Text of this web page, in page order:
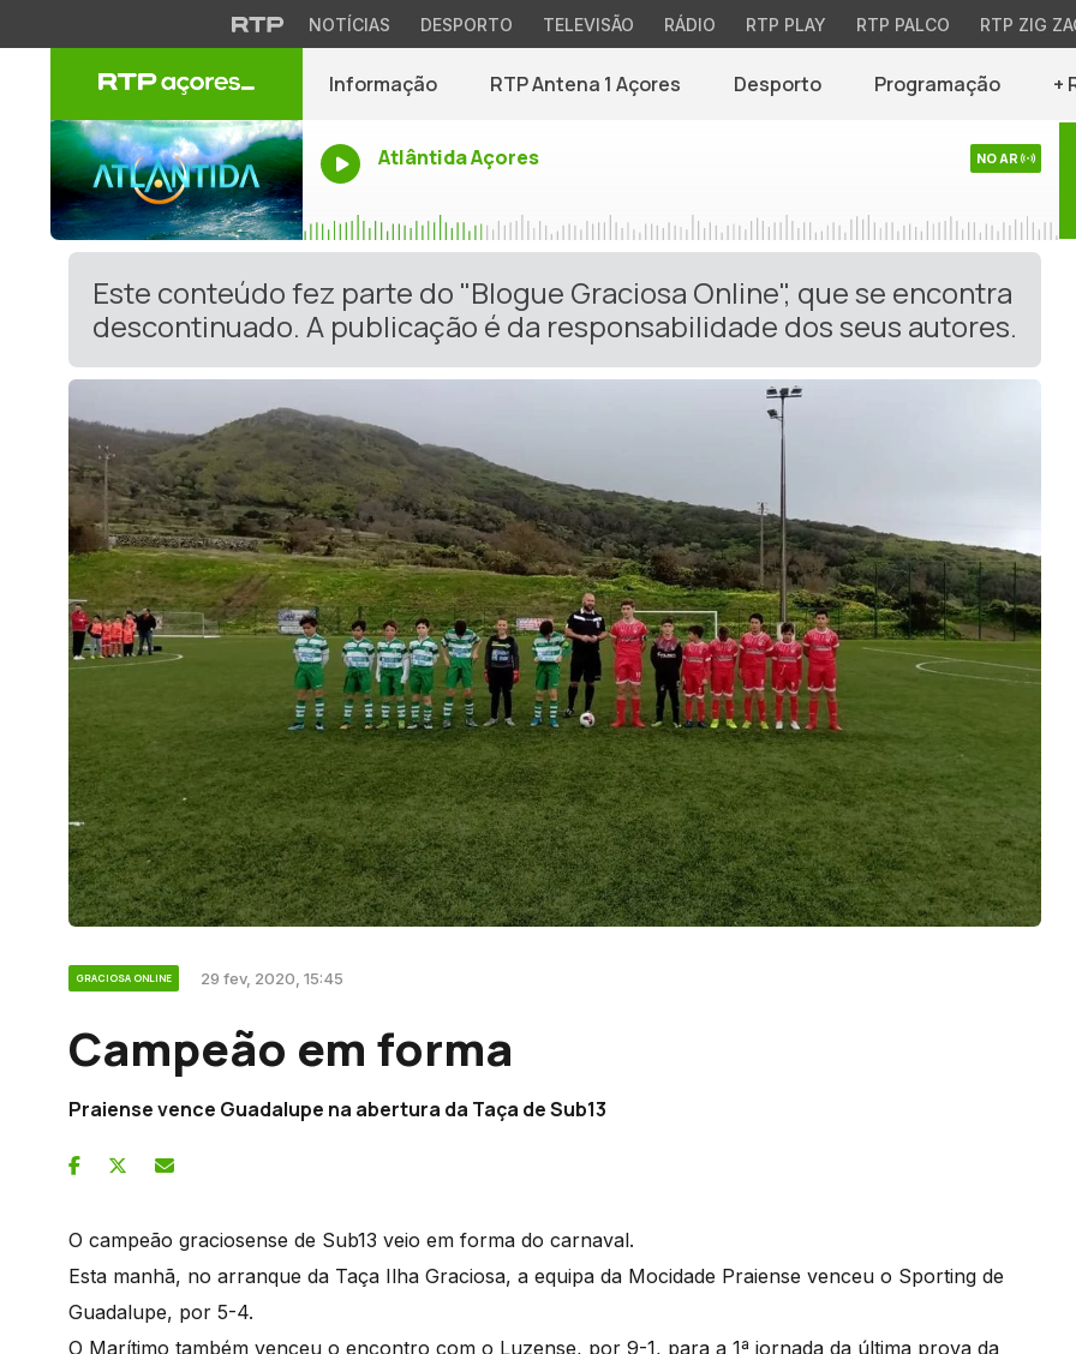
NOTÍCIAS DESPORTO TELEVISÃO RÁDIO RTP PLAY RTP PALCO RTP ZIG
Informação RTP Antena 1 Açores Desporto Programação +
Atlântida Açores NO AR
Este conteúdo fez parte do "Blogue Graciosa Online", que se encontra
descontinuado. A publicação é da responsabilidade dos seus autores.
GRACIOSA ONLINE 29 fev, 2020, 15:45
Campeão em forma
Praiense vence Guadalupe na abertura da Taça de Sub13
O campeão graciosense de Sub13 veio em forma do carnaval.
Esta manhã, no arranque da Taça Ilha Graciosa, a equipa da Mocidade Praiense venceu o Sporting de
Guadalupe, por 5-4.
O Marítimo também venceu o encontro com o Luzense, por 9-1, para a 1ª jornada da última prova da